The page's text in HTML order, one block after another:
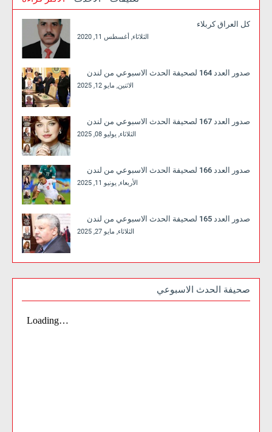
كل العراق كربلاء
الثلاثاء, أغسطس 11, 2020
صدور العدد 164 لصحيفة الحدث الاسبوعي من لندن
الاثنين, مايو 12, 2025
صدور العدد 167 لصحيفة الحدث الاسبوعي من لندن
الثلاثاء, يوليو 08, 2025
صدور العدد 166 لصحيفة الحدث الاسبوعي من لندن
الأربعاء, يونيو 11, 2025
صدور العدد 165 لصحيفة الحدث الاسبوعي من لندن
الثلاثاء, مايو 27, 2025
صحيفة الحدث الاسبوعي